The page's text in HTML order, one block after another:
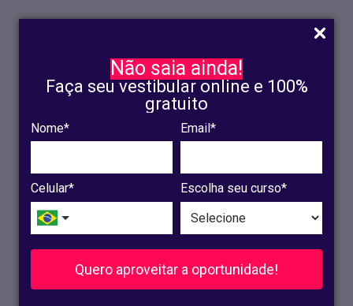
Não saia ainda!
Faça seu vestibular online e 100%
gratuito
Nome* Email*
Celular* Escolha seu curso*
Quero aproveitar a oportunidade!
INSCRIÇÃO
OLINDA
RECIFE
VESTIBULAR
CURSOS PRESENCIAIS